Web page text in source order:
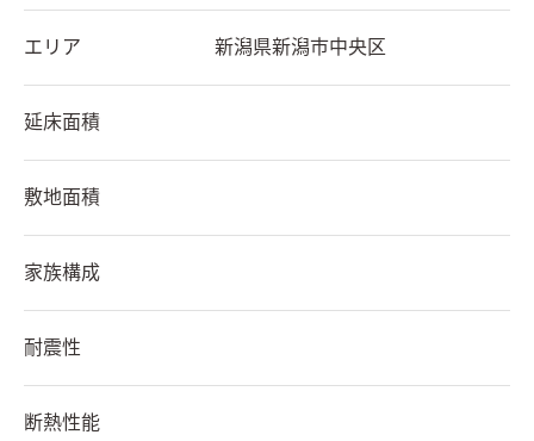
エリア 新潟県新潟市中央区
延床面積
敷地面積
家族構成
耐震性
断熱性能